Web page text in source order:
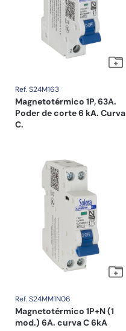
Ref. S24M163
Magnetotérmico 1P, 63A.
Poder de corte 6 kA. Curva
C.
Ref. S24MM1N06
Magnetotérmico 1P+N (1
mod.) 6A. curva C 6kA